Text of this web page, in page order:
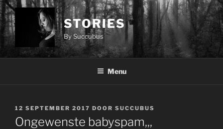
Ga
naar
de
inhoud
STORIES
By Succubus
Menu
GEPLAATST
OP
12 SEPTEMBER 2017 DOOR SUCCUBUS
Ongewenste babyspam,,,